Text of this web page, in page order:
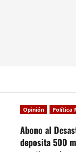
Opinión Política
Abono al
deposita 500